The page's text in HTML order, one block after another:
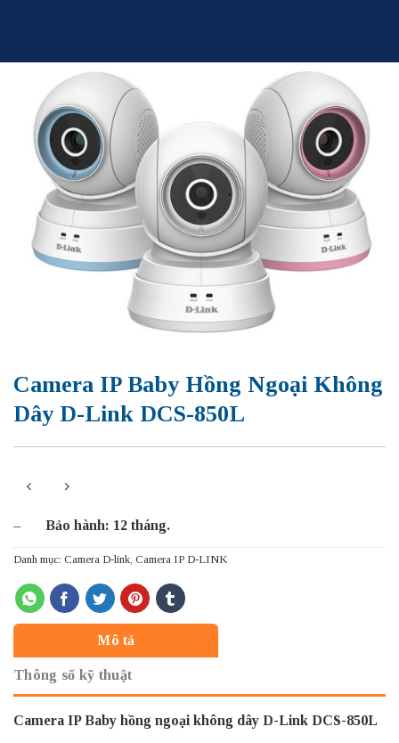
Camera IP Baby Hồng Ngoại Không
Dây D-Link DCS-850L
– Bảo hành: 12 tháng.
Danh mục: Camera D-link, Camera IP D-LINK
Mô tả
Thông số kỹ thuật
Camera IP Baby hồng ngoại không dây D-Link DCS-850L